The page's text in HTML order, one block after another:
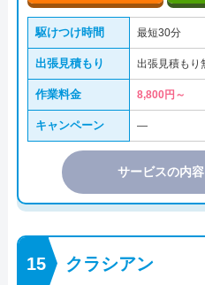
駆けつけ時間 最短30分
出張見積もり 出張見積もり
作業料金 8,800円～
キャンペーン ―
サービスの内
クラシアン